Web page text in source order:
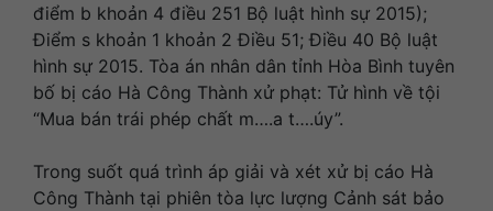
điểm b khoản 4 điều 251 Bộ luật hình sự 2015);
Điểm s khoản 1 khoản 2 Điều 51; Điều 40 Bộ luật
hình sự 2015. Tòa án nhân dân tỉnh Hòa Bình tuyên
bố bị cáo Hà Công Thành xử phạt: Tử hình về tội
“Mua bán trái phép chất m….a t….úy”.
Trong suốt quá trình áp giải và xét xử bị cáo Hà
Công Thành tại phiên tòa lực lượng Cảnh sát bảo